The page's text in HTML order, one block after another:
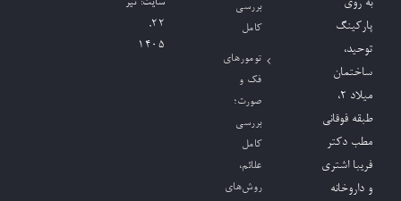
به روی
پارکینگ
توحید،
ساختمان
میلاد ٢،
طبقه فوقانی
مطب دکتر
فریبا اشتری
و داروخانه
بررسی
کامل
تومورهای
فک و
صورت؛
بررسی
کامل
علائم،
روش‌های
۲۲,
۱۴۰۵